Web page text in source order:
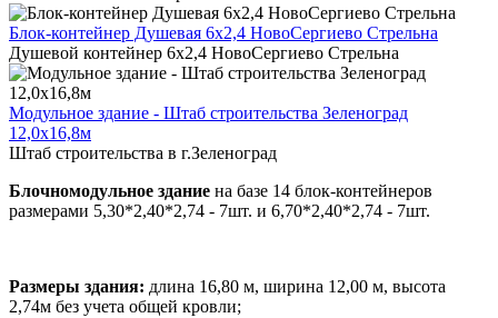
Блок-контейнер Душевая 6х2,4 НовоСергиево Стрельна
Душевой контейнер 6х2,4 НовоСергиево Стрельна
Модульное здание - Штаб строительства Зеленоград
12,0х16,8м
Штаб строительства в г.Зеленоград
Блочномодульное здание на базе 14 блок-контейнеров
размерами 5,30*2,40*2,74 - 7шт. и 6,70*2,40*2,74 - 7шт.
Размеры здания: длина 16,80 м, ширина 12,00 м, высота
2,74м без учета общей кровли;